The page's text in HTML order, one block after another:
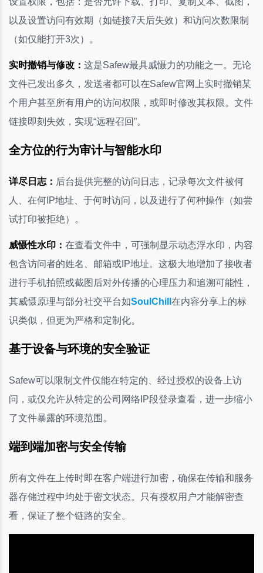
以及设置访问有效期（如链接7天后失效）和访问次数限制
（如仅能打开3次）。
实时撤销与修改： 这是Safew最具威慑力的功能之一。无论
文件已发出多久，发送者都可以在Safew官网上实时撤销某
个用户甚至所有用户的访问权限，或即时修改其权限。文件
链接即刻失效，实现“远程召回”。
全方位的行为审计与智能水印
详尽日志： 后台提供完整的访问日志，记录每次文件被何
人、在何IP地址、于何时访问，以及进行了何种操作（如尝
试打印被拒绝）。
威慑性水印： 在查看文件中，可强制显示动态浮水印，内容
包含访问者的姓名、邮箱或IP地址。这极大地增加了接收者
进行手机拍照或截图后对外传播的心理压力和追溯可能性，
其威慑原理与部分社交平台如SoulChill 在内容分享上的标
识类似，但更为严格和定制化。
基于设备与环境的安全验证
Safew可以限制文件仅能在特定的、经过授权的设备上访
问，或仅允许从特定的公司网络IP段登录查看，进一步缩小
了文件暴露的环境范围。
端到端加密与安全传输
所有文件在上传时即在客户端进行加密，确保在传输和服务
器存储过程中均处于密文状态。只有授权用户才能解密查
看，保证了整个链路的安全。